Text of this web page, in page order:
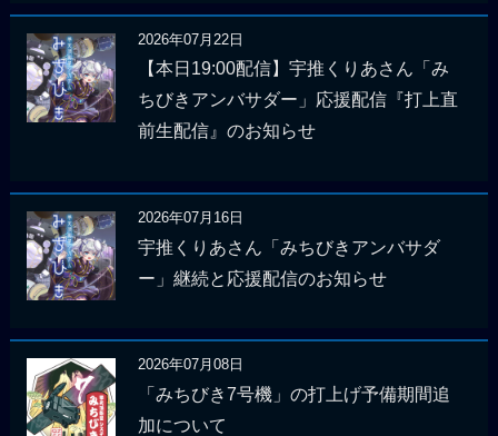
2026年07月22日
【本日19:00配信】宇推くりあさん「み
ちびきアンバサダー」応援配信『打上直
前生配信』のお知らせ
2026年07月16日
宇推くりあさん「みちびきアンバサダ
ー」継続と応援配信のお知らせ
2026年07月08日
「みちびき7号機」の打上げ予備期間追
加について